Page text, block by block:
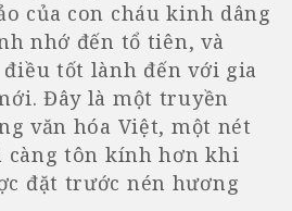
của con cháu kinh dâng
nhớ đến tổ tiên, và
tốt lành đến với gia
Đây là một truyền
văn hóa Việt, một nét
càng tôn kính hơn khi
đặt trước nén hương